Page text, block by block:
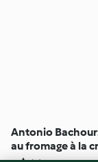
Antonio
au fromage à la
fraîche et